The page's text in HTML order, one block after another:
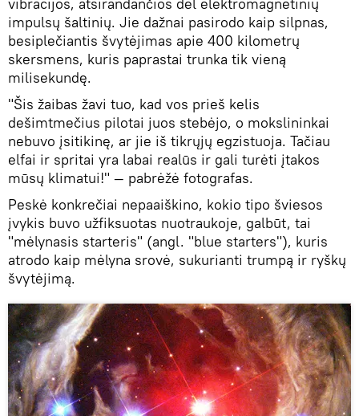
impulsų šaltinių. Jie dažnai pasirodo kaip silpnas,
besiplečiantis švytėjimas apie 400 kilometrų
skersmens, kuris paprastai trunka tik vieną
milisekundę.
"Šis žaibas žavi tuo, kad vos prieš kelis
dešimtmečius pilotai juos stebėjo, o mokslininkai
nebuvo įsitikinę, ar jie iš tikrųjų egzistuoja. Tačiau
elfai ir spritai yra labai realūs ir gali turėti įtakos
mūsų klimatui!" — pabrėžė fotografas.
Peskė konkrečiai nepaaiškino, kokio tipo šviesos
įvykis buvo užfiksuotas nuotraukoje, galbūt, tai
"mėlynasis starteris" (angl. "blue starters"), kuris
atrodo kaip mėlyna srovė, sukurianti trumpą ir ryškų
švytėjimą.